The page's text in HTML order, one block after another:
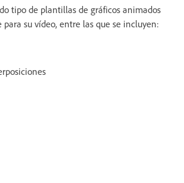
tipo de plantillas de gráficos animados
su vídeo, entre las que se incluyen: